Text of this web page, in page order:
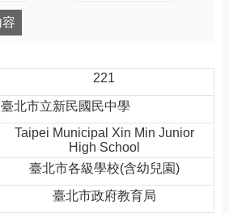
221
臺北市立新民國民中學
Taipei Municipal Xin Min Junior
High School
臺北市各級學校(含幼兒園)
臺北市政府教育局